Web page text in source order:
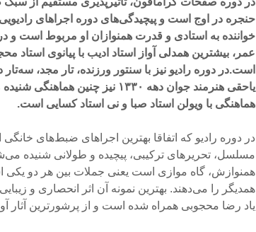
حنجره در اوج است و پیچیدگی‌های دوره اجراهای
خواننده به استادی و قدرت همنوازان او مربوط است و
عمر، بیشترین همدلی آواز استاد ادیب با پیانوی استاد
است.در دوره رادیو نیز با سنتور ورزنده، تار مجد،
یاحقی هنرمند جوان دهه ۱۳۳۰ نیز
هماهنگی با ویولن استاد صبا و نی استاد کسایی است.
در دوره رادیو که اتفاقا بهترین اجراهای ضبط‌های
مسلسل، تحریرهای ترکیبی، پیچیده و طولانی شنیده
همنوازش، گاه موازی است یعنی جملات بین هر دو یکی
همدیگر را می‌دهند. بهترین نمونه آن اثر انحصاری و
یاد رضا محجوبی همراه شده است و از پرشورترین آثار